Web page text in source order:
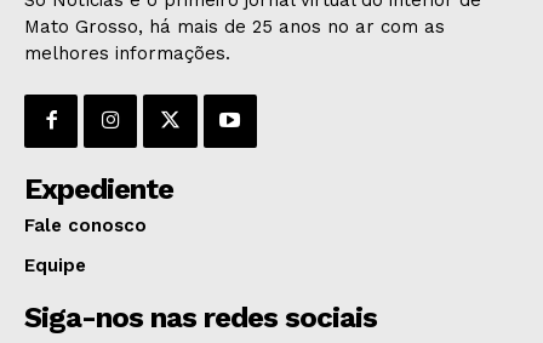
ECONOMIA
GERAL
EDUCAÇÃO
SAÚDE
AGRONOTÍCIAS
ÚLTIMAS NOTÍCIAS
Mato Grosso, há mais de 25 anos no ar com as
melhores informações.
Expediente
Fale conosco
Equipe
Siga-nos nas redes sociais